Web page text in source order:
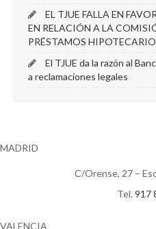
EL TJUE FALLA EN
EN RELACIÓN A LA
PRÉSTAMOS
El TJUE da la razón al
a reclamaciones legales
MADRID
C/Orense, 27 –
Tel. 917
VALENCIA